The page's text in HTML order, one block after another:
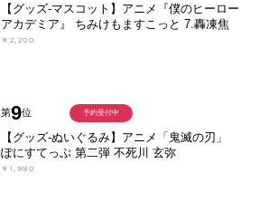
【グッズ-マスコット】アニメ『僕のヒーロー
アカデミア』 ちみけもますこっと 7.轟凍焦
￥2,200
第9位
【グッズ-ぬいぐるみ】アニメ「鬼滅の刃」
ぽにすてっぷ 第二弾 不死川 玄弥
￥1,980
予約受付中